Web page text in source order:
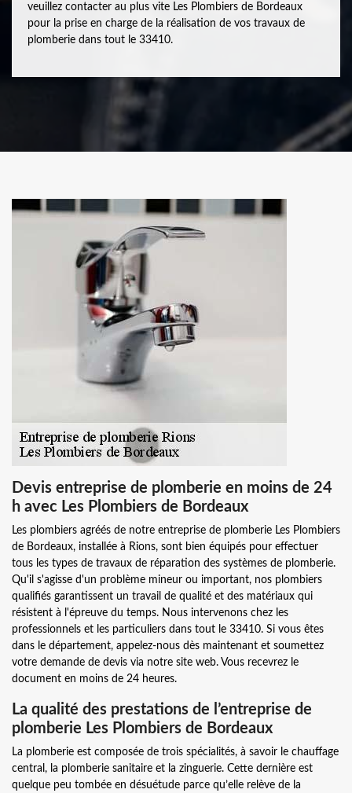
veuillez contacter au plus vite Les Plombiers de Bordeaux
pour la prise en charge de la réalisation de vos travaux de
plomberie dans tout le 33410.
Devis entreprise de plomberie en moins de 24
h avec Les Plombiers de Bordeaux
Les plombiers agréés de notre entreprise de plomberie Les Plombiers
de Bordeaux, installée à Rions, sont bien équipés pour effectuer
tous les types de travaux de réparation des systèmes de plomberie.
Qu'il s'agisse d'un problème mineur ou important, nos plombiers
qualifiés garantissent un travail de qualité et des matériaux qui
résistent à l'épreuve du temps. Nous intervenons chez les
professionnels et les particuliers dans tout le 33410. Si vous êtes
dans le département, appelez-nous dès maintenant et soumettez
votre demande de devis via notre site web. Vous recevrez le
document en moins de 24 heures.
La qualité des prestations de l’entreprise de
plomberie Les Plombiers de Bordeaux
La plomberie est composée de trois spécialités, à savoir le chauffage
central, la plomberie sanitaire et la zinguerie. Cette dernière est
quelque peu tombée en désuétude parce qu’elle relève de la